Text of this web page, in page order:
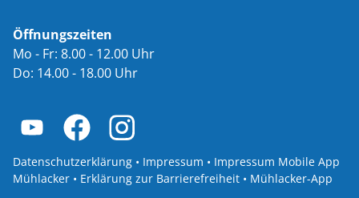
Öffnungszeiten
Mo - Fr: 8.00 - 12.00 Uhr
Do: 14.00 - 18.00 Uhr
Datenschutzerklärung • Impressum • Impressum Mobile App
Mühlacker • Erklärung zur Barrierefreiheit • Mühlacker-App